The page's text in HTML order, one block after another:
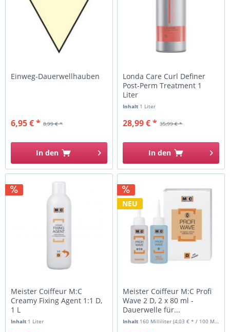
Einweg-Dauerwellhauben
8,99 € *
6,95 € *
In den
Londa Care Curl Definer
Post-Perm Treatment 1
Liter
Inhalt 1 Liter
35,99 € *
28,99 € *
In den
Meister Coiffeur M:C
Creamy Fixing Agent 1:1 D,
1 L
Inhalt 1 Liter
NEU
Meister Coiffeur M:C Profi
Wave 2 D, 2 x 80 ml -
Dauerwelle für...
Inhalt 160 Milliliter(4,03 € * / 100 Milliliter)